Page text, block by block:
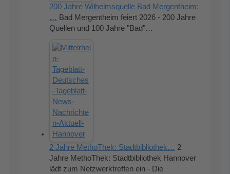
200 Jahre Wilhelmsquelle Bad Mergentheim:
… Bad Mergentheim feiert 2026 - 200 Jahre
Quellen und 100 Jahre "Bad"…
2 Jahre MethoThek: Stadtbibliothek… 2
Jahre MethoThek: Stadtbibliothek Hannover
lädt zum Netzwerktreffen ein - Die